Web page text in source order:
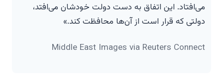
می‌افتاد. این اتفاق به دست دولت خودشان می‌افتد،
دولتی که قرار است از آن‌ها محافظت کند.»
Middle East Images via Reuters Connect